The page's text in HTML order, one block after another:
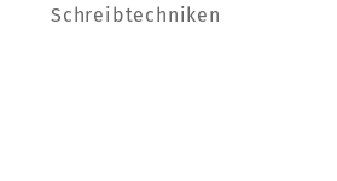
Schreibtechniken